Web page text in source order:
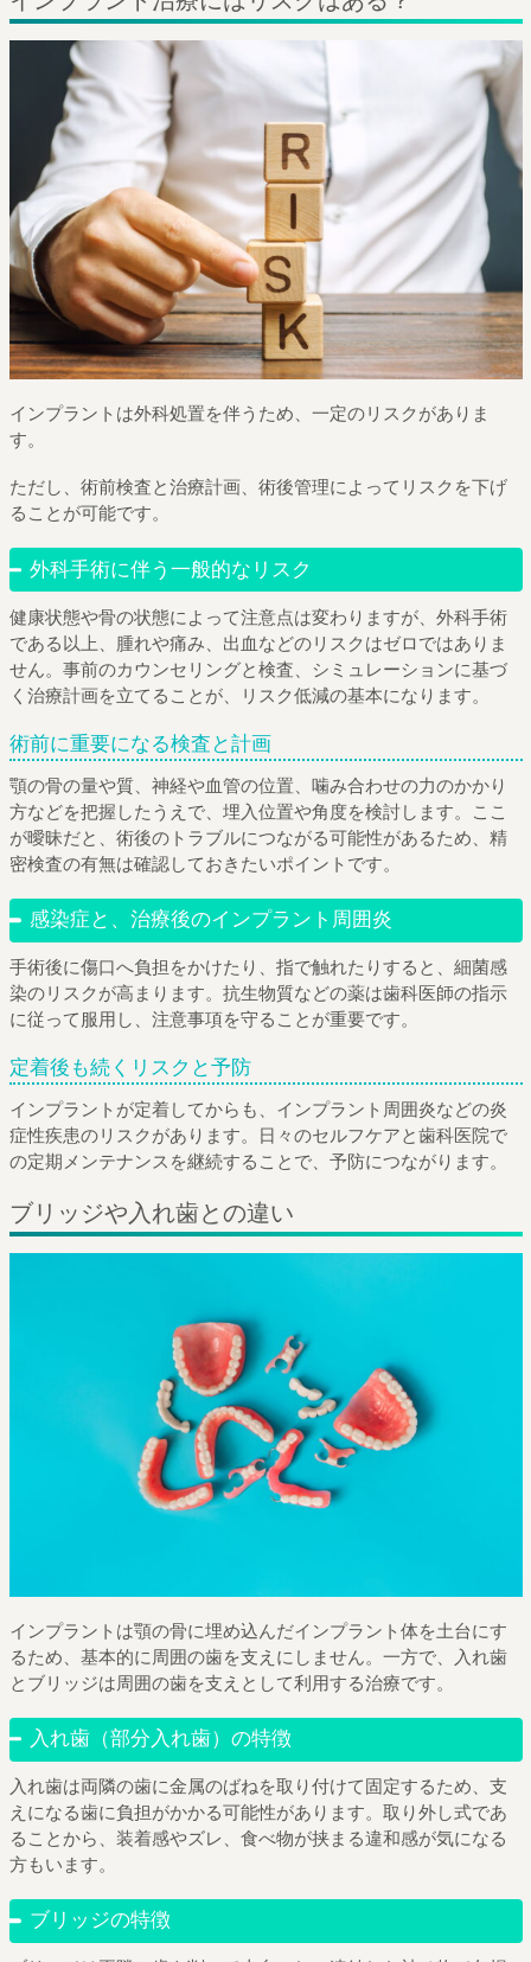
インプラントは外科処置を伴うため、一定のリスクがありま
す。
ただし、術前検査と治療計画、術後管理によってリスクを下げ
ることが可能です。
外科手術に伴う一般的なリスク
健康状態や骨の状態によって注意点は変わりますが、外科手術
である以上、腫れや痛み、出血などのリスクはゼロではありま
せん。事前のカウンセリングと検査、シミュレーションに基づ
く治療計画を立てることが、リスク低減の基本になります。
術前に重要になる検査と計画
顎の骨の量や質、神経や血管の位置、噛み合わせの力のかかり
方などを把握したうえで、埋入位置や角度を検討します。ここ
が曖昧だと、術後のトラブルにつながる可能性があるため、精
密検査の有無は確認しておきたいポイントです。
感染症と、治療後のインプラント周囲炎
手術後に傷口へ負担をかけたり、指で触れたりすると、細菌感
染のリスクが高まります。抗生物質などの薬は歯科医師の指示
に従って服用し、注意事項を守ることが重要です。
定着後も続くリスクと予防
インプラントが定着してからも、インプラント周囲炎などの炎
症性疾患のリスクがあります。日々のセルフケアと歯科医院で
の定期メンテナンスを継続することで、予防につながります。
ブリッジや入れ歯との違い
インプラントは顎の骨に埋め込んだインプラント体を土台にす
るため、基本的に周囲の歯を支えにしません。一方で、入れ歯
とブリッジは周囲の歯を支えとして利用する治療です。
入れ歯（部分入れ歯）の特徴
入れ歯は両隣の歯に金属のばねを取り付けて固定するため、支
えになる歯に負担がかかる可能性があります。取り外し式であ
ることから、装着感やズレ、食べ物が挟まる違和感が気になる
方もいます。
ブリッジの特徴